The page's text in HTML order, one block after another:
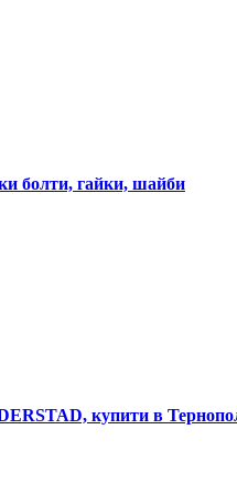
болти, гайки, шайби
купити в